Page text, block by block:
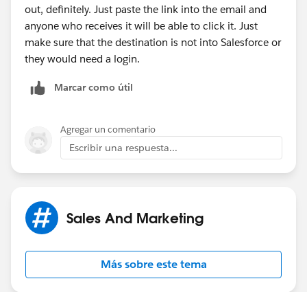
out, definitely. Just paste the link into the email and
anyone who receives it will be able to click it. Just
make sure that the destination is not into Salesforce or
they would need a login.
Marcar como útil
Agregar un comentario
Escribir una respuesta...
Sales And Marketing
Más sobre este tema